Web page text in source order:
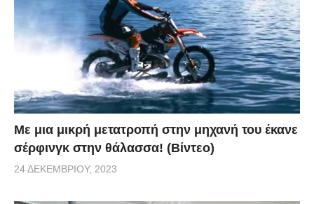
Με μια μικρή μετατροπή στην μηχανή του έκανε
σέρφινγκ στην θάλασσα! (Βίντεο)
24 ΔΕΚΕΜΒΡΊΟΥ, 2023